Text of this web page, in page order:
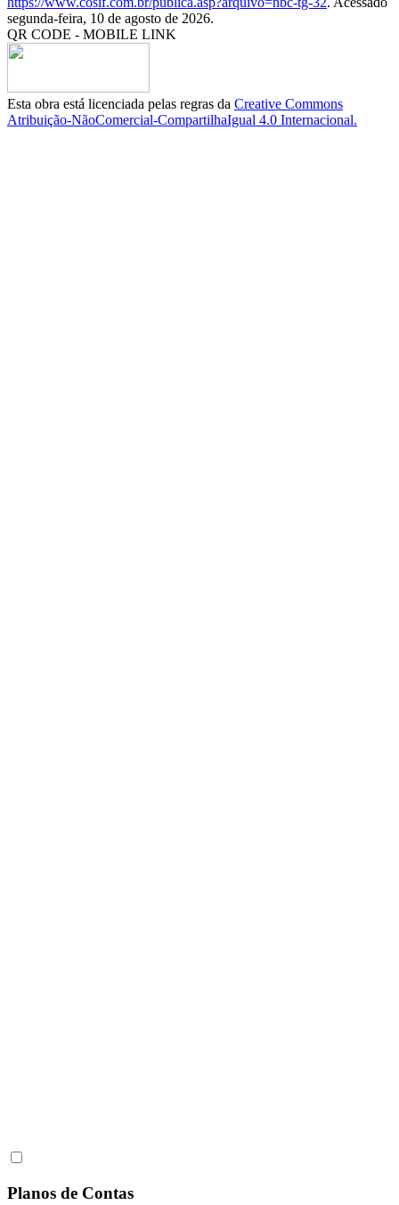
segunda-feira, 10 de agosto de 2026.
QR CODE - MOBILE LINK
Esta obra está licenciada pelas regras da Creative Commons
Atribuição-NãoComercial-CompartilhaIgual 4.0 Internacional.
Planos de Contas